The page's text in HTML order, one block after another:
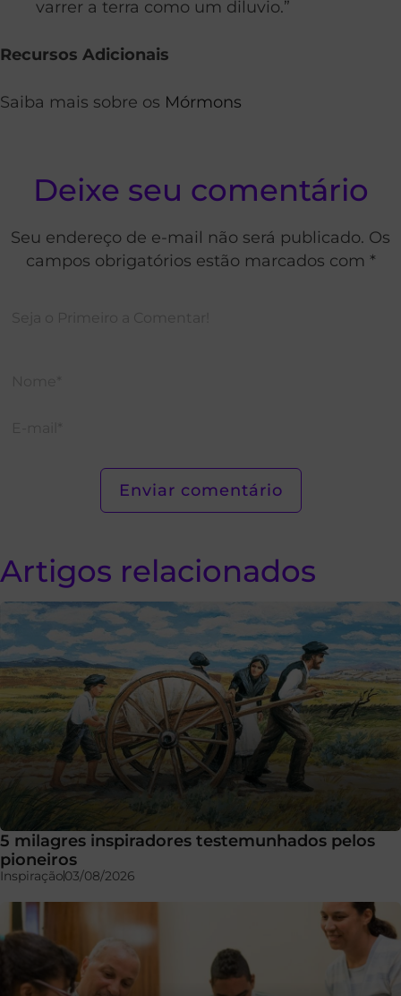
varrer a terra como um diluvio.”
Recursos Adicionais
Saiba mais sobre os Mórmons
Deixe seu comentário
Seu endereço de e-mail não será publicado. Os
campos obrigatórios estão marcados com *
Artigos relacionados
5 milagres inspiradores testemunhados pelos
pioneiros
Inspiração03/08/2026